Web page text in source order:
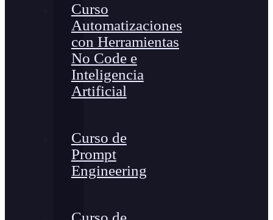
Curso
Automatizaciones
con Herramientas
No Code e
Inteligencia
Artificial
Curso de
Prompt
Engineering